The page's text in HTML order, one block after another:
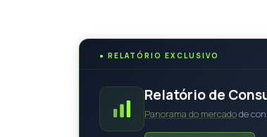
● RELATÓRIO EXCLUSIVO
Relatório de
Panorama do mercadode